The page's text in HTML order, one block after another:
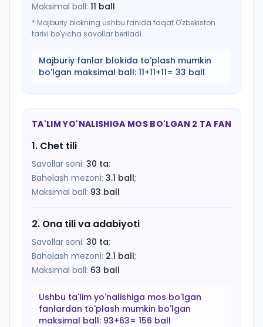
Maksimal ball: 11 ball
* Majburiy blokning ushbu fanida faqat O'zbekiston
tarixi bo'yicha savollar beriladi.
Majburiy fanlar blokida to'plash mumkin
bo'lgan maksimal ball: 11+11+11= 33 ball
TA'LIM YO'NALISHIGA MOS BO'LGAN 2 TA FAN
1. Chet tili
Savollar soni: 30 ta;
Baholash mezoni: 3.1 ball;
Maksimal ball: 93 ball
2. Ona tili va adabiyoti
Savollar soni: 30 ta;
Baholash mezoni: 2.1 ball;
Maksimal ball: 63 ball
Ushbu ta'lim yo'nalishiga mos bo'lgan
fanlardan to'plash mumkin bo'lgan
maksimal ball: 93+63= 156 ball